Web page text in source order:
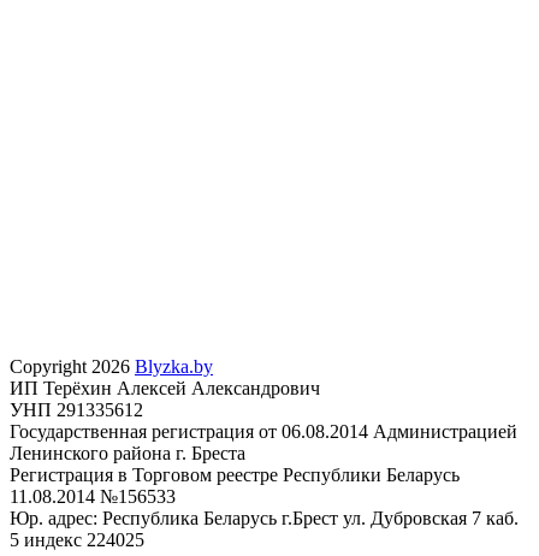
Copyright 2026 Blyzka.by
ИП Терёхин Алексей Александрович
УНП 291335612
Государственная регистрация от 06.08.2014 Администрацией
Ленинского района г. Бреста
Регистрация в Торговом реестре Республики Беларусь
11.08.2014 №156533
Юр. адрес: Республика Беларусь г.Брест ул. Дубровская 7 каб.
5 индекс 224025